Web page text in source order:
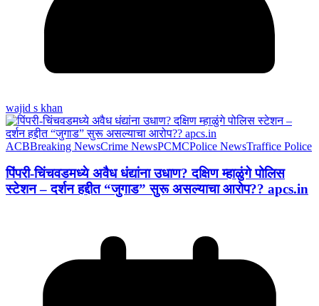
wajid s khan
ACBBreaking NewsCrime NewsPCMCPolice NewsTraffice Police
पिंपरी-चिंचवडमध्ये अवैध धंद्यांना उधाण? दक्षिण म्हाळुंगे पोलिस
स्टेशन – दर्शन हद्दीत “जुगाड” सुरू असल्याचा आरोप?? apcs.in